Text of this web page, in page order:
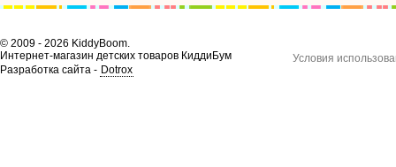
© 2009 - 2026 KiddyBoom.
Интернет-магазин детских товаров КиддиБум
Разработка сайта - Dotrox
Условия